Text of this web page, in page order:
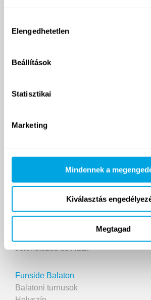
kiválasztása
Elengedhetetlen
Beállítások
Statisztikai
Marketing
Mindennek a
Kiválasztás
Megtagad
Funside School
Jelentkezés és ÁSZF
Napközis táborok
Helyszínek
Jelentkezés és ÁSZF
Funside Balaton
Balatoni turnusok